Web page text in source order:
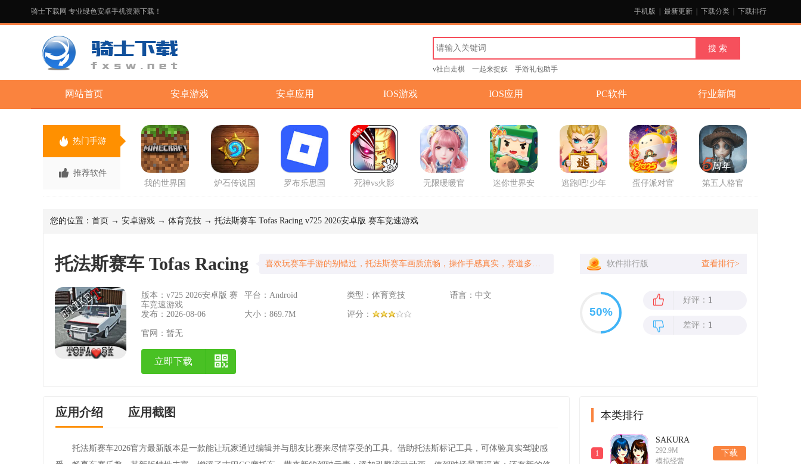
骑士下载网 专业绿色安卓手机资源下载！ 手机版 最新更新 下载分类 下载排行
v社自走棋 一起来捉妖 手游礼包助手
网站首页 安卓游戏 安卓应用 IOS游戏 IOS应用 PC软件 行业新闻
热门手游
推荐软件
我的世界国
炉石传说国
罗布乐思国
死神vs火影
无限暖暖官
迷你世界安
逃跑吧!少年
蛋仔派对官
第五人格官
您的位置： 首页 → 安卓游戏 → 体育竞技 → 托法斯赛车 Tofas Racing v725 2026安卓版 赛车竞速游戏
托法斯赛车 Tofas Racing 喜欢玩赛车手游的别错过，托法斯赛车画质流畅，操作手感真实，赛道多车也帅，安卓机直接下载就能玩，很过瘾！
版本：v725 2026安卓版 赛
车竞速游戏
平台：Android 类型：体育竞技 语言：中文
发布：2026-08-06 大小：869.7M 评分：
官网： 暂无
立即下载
软件排行版 查看排行>
好评： 1
差评： 1
应用介绍 应用截图
托法斯赛车2026官方最新版本是一款能让玩家通过编辑并与朋友比赛来尽情享受的工具。借助托法斯标记工具，可体验真实驾驶感
本类排行
1
SAKURA
SchoolSimulator
292.9M
模拟经营
下载